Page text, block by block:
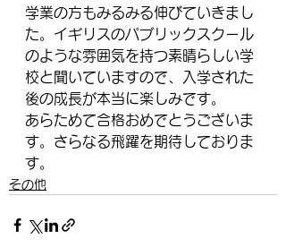
学業の方もみるみる伸びていきまし
た。イギリスのパブリックスクール
のような雰囲気を持つ素晴らしい学
校と聞いていますので、入学された
後の成長が本当に楽しみです。
あらためて合格おめでとうございま
す。さらなる飛躍を期待しておりま
す。
その他